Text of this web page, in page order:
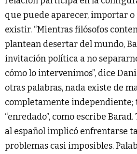
que puede aparecer, importar
existir. “Mientras filósofos
plantean desertar del mundo,
invitación política a no
cómo lo intervenimos”, dice
otras palabras, nada existe de
completamente independiente;
“enredado”, como escribe
al español implicó enfrentarse
problemas casi imposibles.